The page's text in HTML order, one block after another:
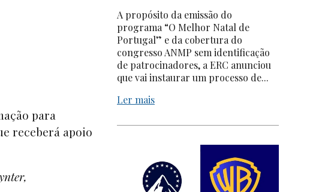
para
receberá apoio
A propósito da emissão do
programa “O Melhor Natal de
Portugal” e da cobertura do
congresso ANMP sem identificação
de patrocinadores, a ERC anunciou
que vai instaurar um processo de...
Ler mais